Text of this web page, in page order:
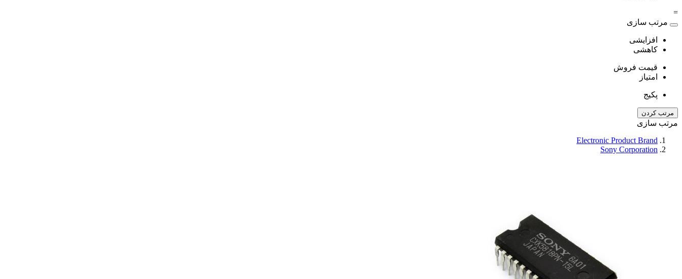
=
مرتب سازی
افزایشی
کاهشی
قیمت فروش
امتیاز
پکیج
مرتب کردن
مرتب سازی
Electronic Product Brand
Sony Corporation